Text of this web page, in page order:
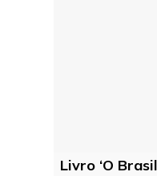
Livro ‘O